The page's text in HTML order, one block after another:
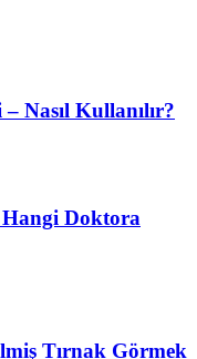
Nasıl Kullanılır?
Doktora
Tırnak Görmek